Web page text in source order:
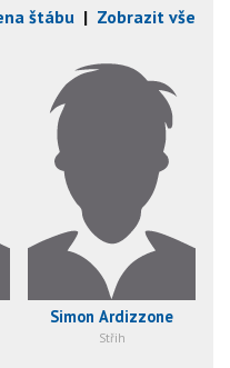
štábu | Zobrazit vše
Simon Ardizzone
Střih